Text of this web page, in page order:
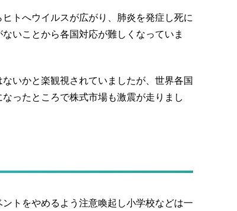
トへウイルスが広がり、肺炎を発症し死に
いことから各国対応が難しくなっていま
いかと楽観視されていましたが、世界各国
ったところで株式市場も激震が走りまし
トをやめるよう注意喚起し小学校などは一